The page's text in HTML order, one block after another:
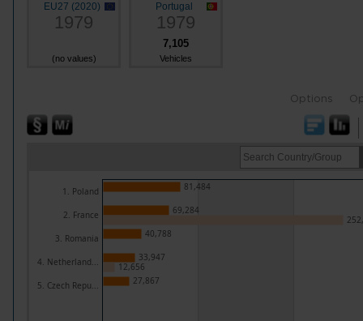
EU27 (2020)
1979
(no values)
Portugal
1979
7,105
Vehicles
Options
1. Poland
2. France
3. Romania
4. Netherland...
5. Czech Repu...
81,484
69,284
40,788
33,947
27,867
12,656